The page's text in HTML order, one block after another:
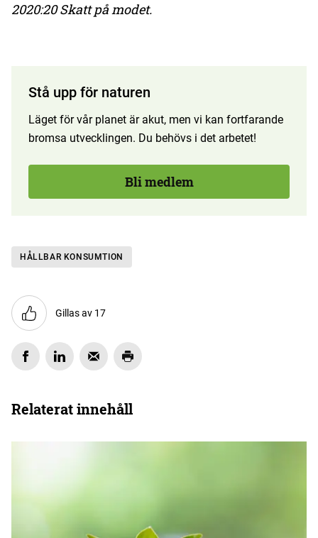
2020:20 Skatt på modet.
Stå upp för naturen
Läget för vår planet är akut, men vi kan fortfarande
bromsa utvecklingen. Du behövs i det arbetet!
Bli medlem
HÅLLBAR KONSUMTION
Gillas av 17
Relaterat innehåll